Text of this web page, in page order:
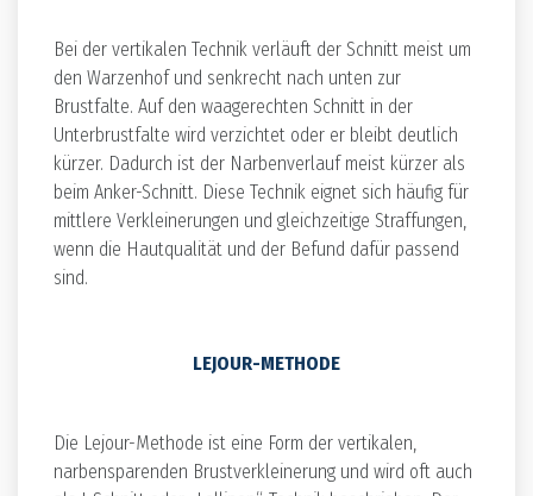
Bei der vertikalen Technik verläuft der Schnitt meist um
den Warzenhof und senkrecht nach unten zur
Brustfalte. Auf den waagerechten Schnitt in der
Unterbrustfalte wird verzichtet oder er bleibt deutlich
kürzer. Dadurch ist der Narbenverlauf meist kürzer als
beim Anker-Schnitt. Diese Technik eignet sich häufig für
mittlere Verkleinerungen und gleichzeitige Straffungen,
wenn die Hautqualität und der Befund dafür passend
sind.
LEJOUR-METHODE
Die Lejour-Methode ist eine Form der vertikalen,
narbensparenden Brustverkleinerung und wird oft auch